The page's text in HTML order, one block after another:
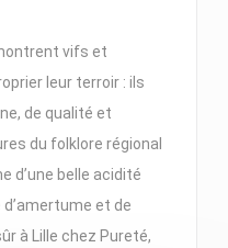
vifs et
leur terroir : ils
de qualité et
du folklore régional
d’une belle acidité
et de
à Lille chez Pureté,